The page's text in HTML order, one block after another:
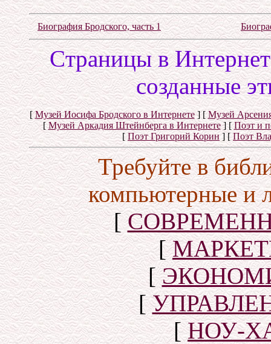
Биография Бродского, часть 1
Cтраницы в
созданные
[Музей Иосифа Бродского в Интернете] [Музей
[Музей Аркадия Штейнберга в Интернете] [Поэт и
[ Поэт Григорий Корин] [Поэт
Требуйте в
компьютерные и
[
[
[
[
[НОУ-